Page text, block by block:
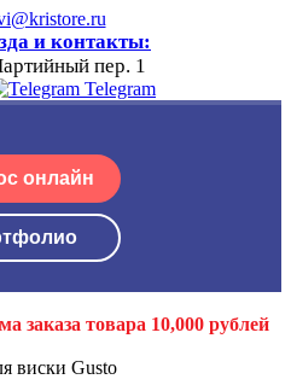
и контакты:
пер. 1
Telegram
онлайн
заказа товара 10,000 рублей